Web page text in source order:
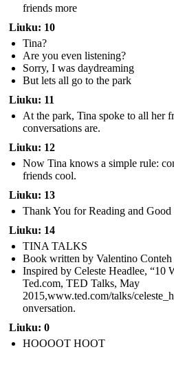
friends more
Liuku: 10
Tina?
Are you even listening?
Sorry, I was daydreaming
But lets all go to the park
Liuku: 11
At the park, Tina spoke to all her
conversations are.
Liuku: 12
Now Tina knows a simple rule:
friends cool.
Liuku: 13
Thank You for Reading and
Liuku: 14
TINA TALKS
Book written by Valentino Conteh
Inspired by Celeste Headlee, “10
Ted.com, TED Talks, May
2015,www.ted.com/talks/
onversation.
Liuku: 0
HOOOOT HOOT